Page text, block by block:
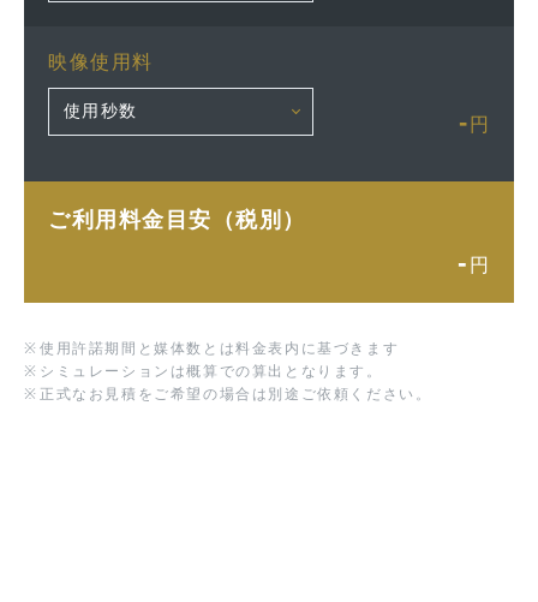
映像使用料
- 円
ご利用料金目安（税別）
- 円
※ 使用許諾期間と媒体数とは料金表内に基づきます
※ シミュレーションは概算での算出となります。
※ 正式なお見積をご希望の場合は別途ご依頼ください。